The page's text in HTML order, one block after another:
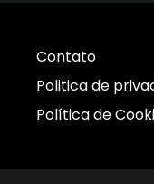
Contato
Politica de
Política de